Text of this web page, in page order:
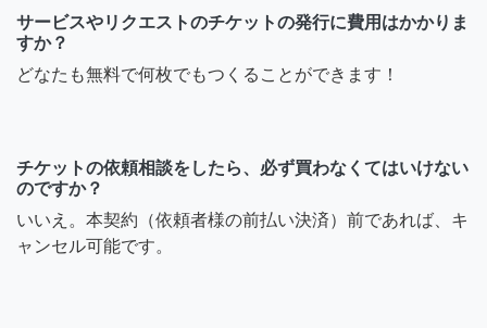
サービスやリクエストのチケットの発行に費用はかかりま
すか？
どなたも無料で何枚でもつくることができます！
チケットの依頼相談をしたら、必ず買わなくてはいけない
のですか？
いいえ。本契約（依頼者様の前払い決済）前であれば、キ
ャンセル可能です。